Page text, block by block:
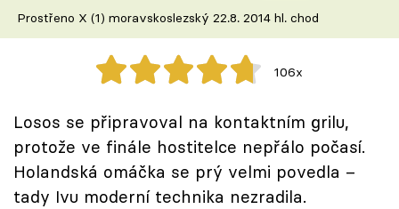
Recepty z TV
Speciál: Cuketa
Sledujte prima+
Přihlášení
Prostřeno X (1) moravskoslezský 22.8. 2014 hl. chod
106x
Losos se připravoval na kontaktním grilu,
protože ve finále hostitelce nepřálo počasí.
Holandská omáčka se prý velmi povedla –
tady Ivu moderní technika nezradila.